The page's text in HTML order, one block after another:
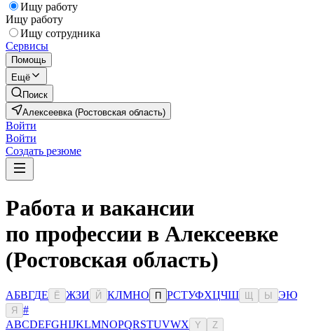
Ищу работу
Ищу работу
Ищу сотрудника
Сервисы
Помощь
Ещё
Поиск
Алексеевка (Ростовская область)
Войти
Войти
Создать резюме
Работа и вакансии
по профессии в Алексеевке
(Ростовская область)
АБВГДЕ Ё ЖЗИ Й КЛМНО П РСТУФХЦЧШ Ы ЭЮ
Я
#
ABCDEFGHIJKLMNOPQRSTUVWX Y Z